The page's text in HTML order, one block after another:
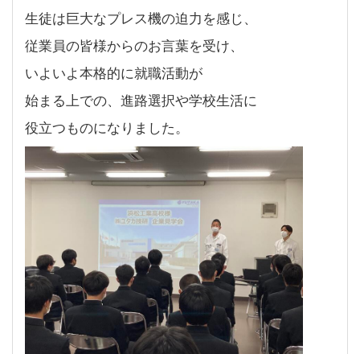
生徒は巨大なプレス機の迫力を感じ、
従業員の皆様からのお言葉を受け、
いよいよ本格的に就職活動が
始まる上での、進路選択や学校生活に
役立つものになりました。